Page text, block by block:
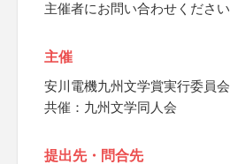
主催者にお問い合わせください
主催
安川電機九州文学賞実行委員会
共催：九州文学同人会
提出先・問合先